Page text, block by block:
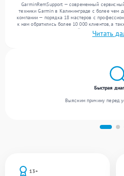
GarminRemSupport — современный
техники Garmin в Калининграде с более чем
компании — порядка 18 мастеров с
к нам обратились более 10 000 клиентов, а
Ежемесячно в сервисный центр поступает
работаем с широким спектром
Читать
13+
Быстрая
Выясним причину перед